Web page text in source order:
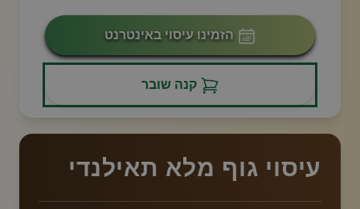
הזמינו עיסוי באינטרנט
קנה שובר
עיסוי גוף מלא תאילנדי